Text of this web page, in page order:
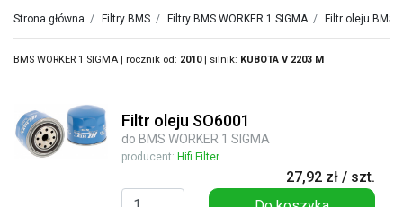
Strona główna / Filtry BMS / Filtry BMS WORKER 1 SIGMA/ Filtr oleju BMS
BMS WORKER 1 SIGMA | rocznik od: 2010| silnik: KUBOTA V 2203 M
Filtr oleju SO6001
do BMS WORKER 1 SIGMA
producent: Hifi Filter
27,92 zł / szt.